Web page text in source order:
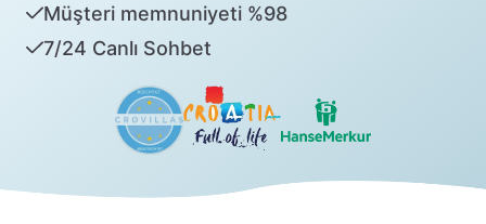
Müşteri memnuniyeti %98
7/24 Canlı Sohbet